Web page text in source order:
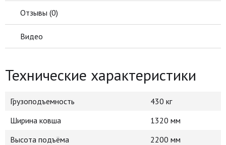
Отзывы (0)
Видео
Технические характеристики
Грузоподъемность
430 кг
Ширина ковша
1320 мм
Высота подъёма
2200 мм